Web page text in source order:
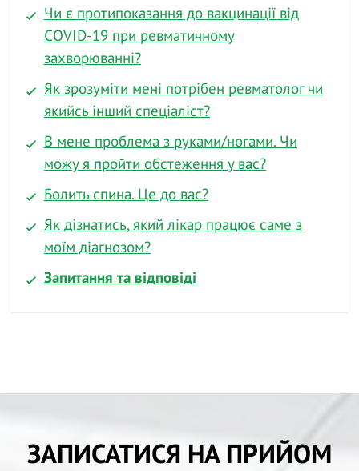
Чи є протипоказання до вакцинації від
COVID-19 при ревматичному
захворюванні?
Як зрозуміти мені потрібен ревматолог чи
якийсь інший спеціаліст?
В мене проблема з руками/ногами. Чи
можу я пройти обстеження у вас?
Болить спина. Це до вас?
Як дізнатись, який лікар працює саме з
моїм діагнозом?
Запитання та відповіді
ЗАПИСАТИСЯ НА ПРИЙОМ